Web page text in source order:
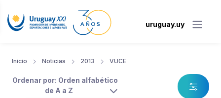
uruguay.uy
Inicio Noticias 2013 VUCE
Ordenar por: Orden alfabético
de A a Z